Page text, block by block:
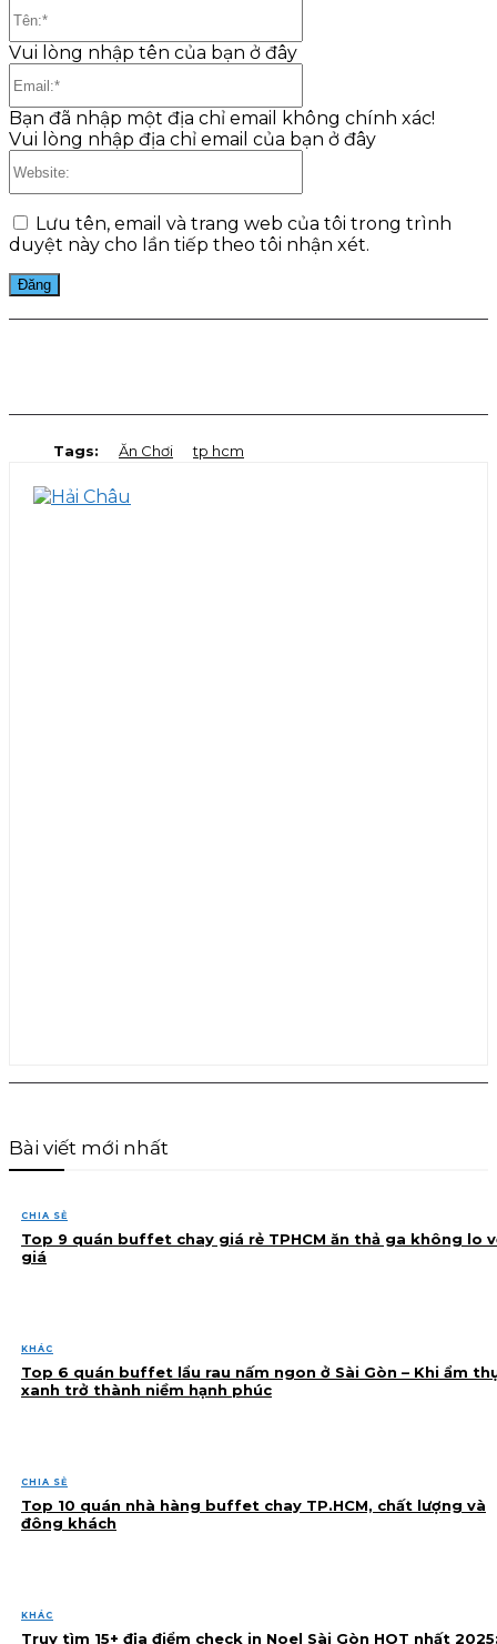
Vui lòng nhập tên của bạn ở đây
Bạn đã nhập một địa chỉ email không chính xác!
Vui lòng nhập địa chỉ email của bạn ở đây
Lưu tên, email và trang web của tôi trong trình
duyệt này cho lần tiếp theo tôi nhận xét.
Tags: Ăn Chơi tp hcm
Bài viết mới nhất
CHIA SẺ
Top 9 quán buffet chay giá rẻ TPHCM ăn thả ga không lo
giá
KHÁC
Top 6 quán buffet lẩu rau nấm ngon ở Sài Gòn – Khi ẩm
xanh trở thành niềm hạnh phúc
CHIA SẺ
Top 10 quán nhà hàng buffet chay TP.HCM, chất lượng và
đông khách
KHÁC
Truy tìm 15+ địa điểm check in Noel Sài Gòn HOT nhất